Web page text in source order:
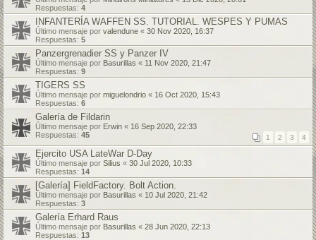
Respuestas: 4
INFANTERÍA WAFFEN SS. TUTORIAL. WESPES Y PUMAS
Último mensaje por valendune « 30 Nov 2020, 16:37
Respuestas: 5
Panzergrenadier SS y Panzer IV
Último mensaje por Basurillas « 11 Nov 2020, 21:47
Respuestas: 9
TIGERS SS
Último mensaje por miguelondrio « 16 Oct 2020, 15:43
Respuestas: 6
Galería de Fildarin
Último mensaje por Erwin « 16 Sep 2020, 22:33
Respuestas: 45 1 2 3 4
Ejercito USA LateWar D-Day
Último mensaje por Silius « 30 Jul 2020, 10:33
Respuestas: 14
[Galería] FieldFactory. Bolt Action.
Último mensaje por Basurillas « 10 Jul 2020, 21:42
Respuestas: 3
Galería Erhard Raus
Último mensaje por Basurillas « 28 Jun 2020, 22:13
Respuestas: 13